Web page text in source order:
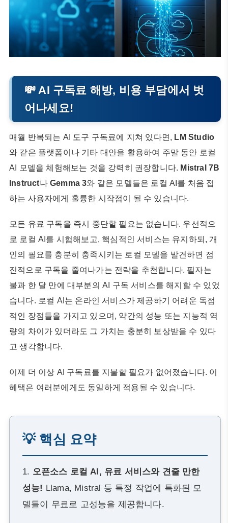
💸 AI 구독료 해방, 비용 부담에서 벗
어나세요!
매월 반복되는 AI 도구 구독료에 지쳐 있다면, LM Studio
와 같은 플랫폼이나 기타 대안을 활용하여 주말 동안 로컬
AI 모델을 체험해보는 것을 강력히 권장합니다. Mistral 7B
Instruct나Gemma 3와 같은 모델들은 로컬 AI를 처음 접
하는 사용자에게 훌륭한 시작점이 될 수 있습니다.
모든 유료 구독을 즉시 중단할 필요는 없습니다. 우선적으
로 로컬 AI를 시험해보고, 핵심적인 서비스는 유지하되, 개
인의 필요를 충분히 충족시키는 로컬 모델을 발견하면 점
진적으로 구독을 줄여나가는 전략을 추천합니다. 필자는
불과 한 달 만에 대부분의 AI 구독 서비스를 해지할 수 있었
습니다. 로컬 AI는 온라인 서비스가 제공하기 어려운 독점
적인 장점들을 가지고 있으며, 약간의 성능 또는 지능적 역
량의 차이가 있더라도 그 가치는 충분히 보상받을 수 있다
고 생각합니다.
이제 더 이상 AI 구독료를 지불할 필요가 없어졌습니다. 이
혜택은 여러분에게도 동일하게 적용될 수 있습니다.
💡 핵심 요약
1. 오픈소스 로컬 AI, 유료 서비스와 견줄 만한
성능! Llama, Mistral 등 특정 작업에 특화된 모
델들이 무료로 고성능을 제공합니다.